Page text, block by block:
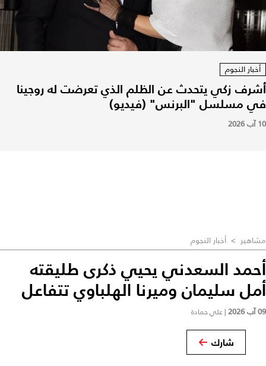
أخبار النجوم
أشرف زكي يتحدث عن الظلم الذي تعرضت له روجينا
في مسلسل "البرنس" (فيديو)
10 آب 2026
مشاهير > أخبار النجوم
أحمد السعدني يحيي ذكرى طليقته
أمل سليمان وميرنا الهلباوي تتفاعل
09 آب 2026 |علي حمادة
شارك